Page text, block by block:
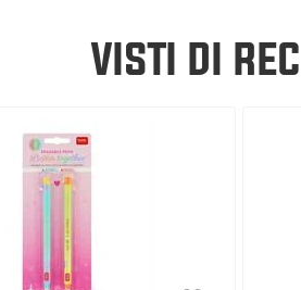
VISTI DI